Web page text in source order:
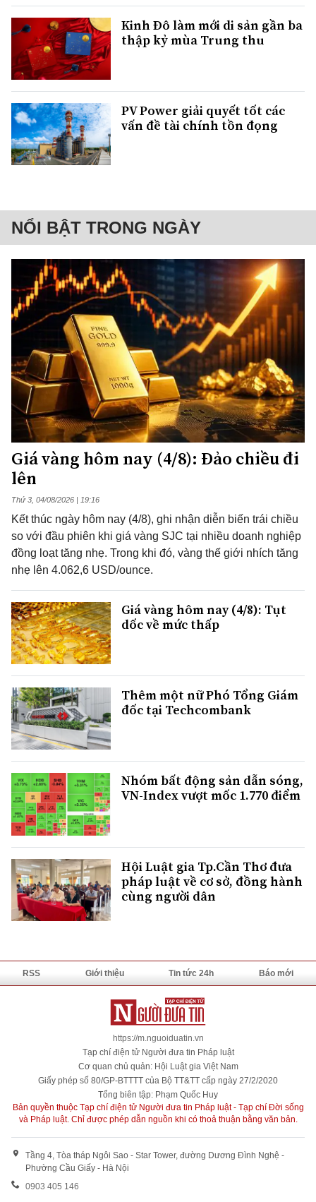
Kinh Đô làm mới di sản gần ba
thập kỷ mùa Trung thu
PV Power giải quyết tốt các
vấn đề tài chính tồn đọng
NỔI BẬT TRONG NGÀY
Giá vàng hôm nay (4/8): Đảo chiều đi
lên
Thứ 3, 04/08/2026 | 19:16
Kết thúc ngày hôm nay (4/8), ghi nhận diễn biến trái chiều
so với đầu phiên khi giá vàng SJC tại nhiều doanh nghiệp
đồng loạt tăng nhẹ. Trong khi đó, vàng thế giới nhích tăng
nhẹ lên 4.062,6 USD/ounce.
Giá vàng hôm nay (4/8): Tụt
dốc về mức thấp
Thêm một nữ Phó Tổng Giám
đốc tại Techcombank
Nhóm bất động sản dẫn sóng,
VN-Index vượt mốc 1.770 điểm
Hội Luật gia Tp.Cần Thơ đưa
pháp luật về cơ sở, đồng hành
cùng người dân
RSS Giới thiệu Tin tức 24h Báo mới
https://m.nguoiduatin.vn
Tạp chí điện tử Người đưa tin Pháp luật
Cơ quan chủ quản: Hội Luật gia Việt Nam
Giấy phép số 80/GP-BTTTT của Bộ TT&TT cấp ngày 27/2/2020
Tổng biên tập: Phạm Quốc Huy
Bản quyền thuộc Tạp chí điện tử Người đưa tin Pháp luật - Tạp chí Đời sống
và Pháp luật. Chỉ được phép dẫn nguồn khi có thoả thuận bằng văn bản.
Tầng 4, Tòa tháp Ngôi Sao - Star Tower, đường Dương Đình Nghệ -
Phường Cầu Giấy - Hà Nội
0903 405 146